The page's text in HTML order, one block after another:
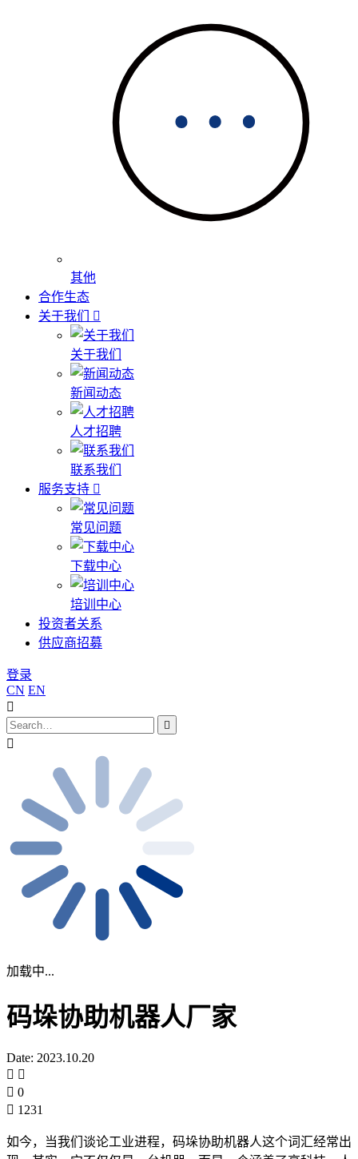
其他
合作生态
关于我们
关于我们
新闻动态
人才招聘
联系我们
服务支持
常见问题
下载中心
培训中心
投资者关系
供应商招募
登录
CN EN
加载中...
码垛协助机器人厂家
Date: 2023.10.20
0
1231
如今，当我们谈论工业进程，码垛协助机器人这个词汇经常出